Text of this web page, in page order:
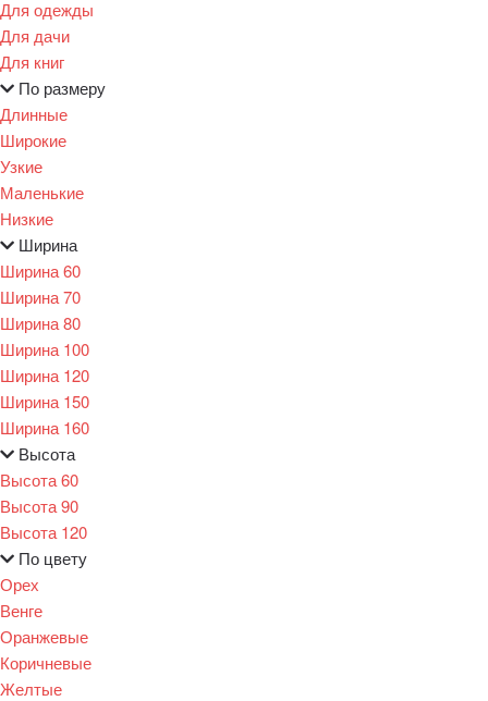
Для одежды
Для дачи
Для книг
По размеру
Длинные
Широкие
Узкие
Маленькие
Низкие
Ширина
Ширина 60
Ширина 70
Ширина 80
Ширина 100
Ширина 120
Ширина 150
Ширина 160
Высота
Высота 60
Высота 90
Высота 120
По цвету
Орех
Венге
Оранжевые
Коричневые
Желтые